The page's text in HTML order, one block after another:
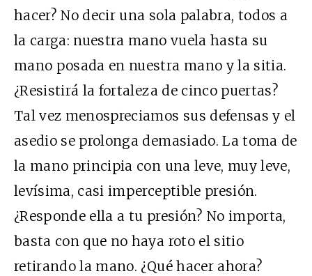
hacer? No decir una sola palabra, todos a
la carga: nuestra mano vuela hasta su
mano posada en nuestra mano y la sitia.
¿Resistirá la fortaleza de cinco puertas?
Tal vez menospreciamos sus defensas y el
asedio se prolonga demasiado. La toma de
la mano principia con una leve, muy leve,
levísima, casi imperceptible presión.
¿Responde ella a tu presión? No importa,
basta con que no haya roto el sitio
retirando la mano. ¿Qué hacer ahora?